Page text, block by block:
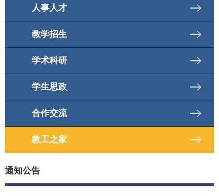
人事人才
教学招生
学术科研
学生思政
合作交流
教工之家
通知公告